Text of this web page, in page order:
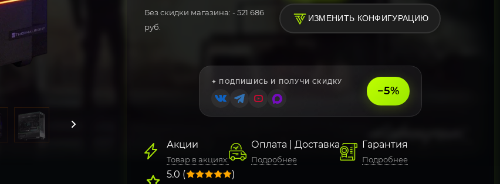
Без скидки магазина: -521 686
руб.
ИЗМЕНИТЬ КОНФИГУРАЦИЮ
✦ ПОДПИШИСЬ И ПОЛУЧИ СКИДКУ
−5%
Акции
Товар в акциях:
Оплата | Доставка
Подробнее
Гарантия
Подробнее
5.0 ( )